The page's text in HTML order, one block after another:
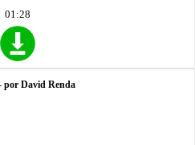
01:28
por David Renda